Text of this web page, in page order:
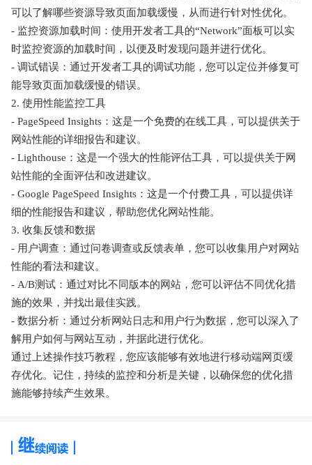
可以了解哪些资源导致页面加载缓慢，从而进行针对性优化。
- 监控资源加载时间：使用开发者工具的“Network”面板可以实
时监控资源的加载时间，以便及时发现问题并进行优化。
- 调试错误：通过开发者工具的调试功能，您可以定位并修复可
能导致页面加载缓慢的错误。
2. 使用性能监控工具
- PageSpeed Insights：这是一个免费的在线工具，可以提供关于
网站性能的详细报告和建议。
- Lighthouse：这是一个强大的性能评估工具，可以提供关于网
站性能的全面评估和改进建议。
- Google PageSpeed Insights：这是一个付费工具，可以提供详
细的性能报告和建议，帮助您优化网站性能。
3. 收集反馈和数据
- 用户调查：通过问卷调查或反馈表单，您可以收集用户对网站
性能的看法和建议。
- A/B测试：通过对比不同版本的网站，您可以评估不同优化措
施的效果，并找出最佳实践。
- 数据分析：通过分析网站日志和用户行为数据，您可以深入了
解用户如何与网站互动，并据此进行优化。
通过上述操作技巧教程，您应该能够有效地进行移动端网页缓
存优化。记住，持续的监控和分析是关键，以确保您的优化措
施能够持续产生效果。